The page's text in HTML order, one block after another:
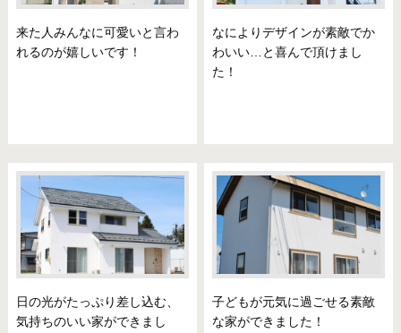
来た人みんなに可愛いと言わ
れるのが嬉しいです！
なによりデザインが素敵でか
わいい…と喜んで頂けまし
た！
日の光がたっぷり差し込む、
気持ちのいい家ができまし
子どもが元気に過ごせる素敵
な家ができました！